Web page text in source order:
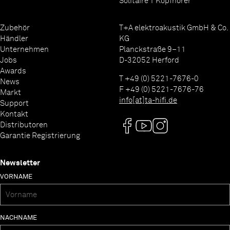
Zubehör
Händler
Unternehmen
Jobs
Awards
News
Markt
Support
Kontakt
Distributoren
Garantie Registrierung
T+A elektroakustik GmbH & Co.
KG
Planckstraße 9–11
D-32052 Herford
T +49 (0) 5221-7676-0
F +49 (0) 5221-7676-76
info[at]ta-hifi.de
Newsletter
VORNAME
NACHNAME